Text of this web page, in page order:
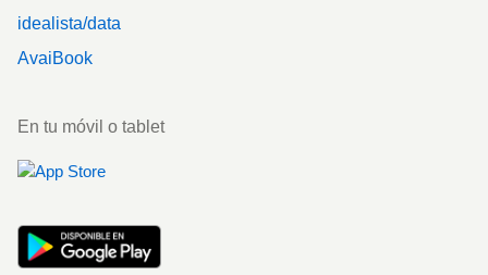
idealista/data
AvaiBook
En tu móvil o tablet